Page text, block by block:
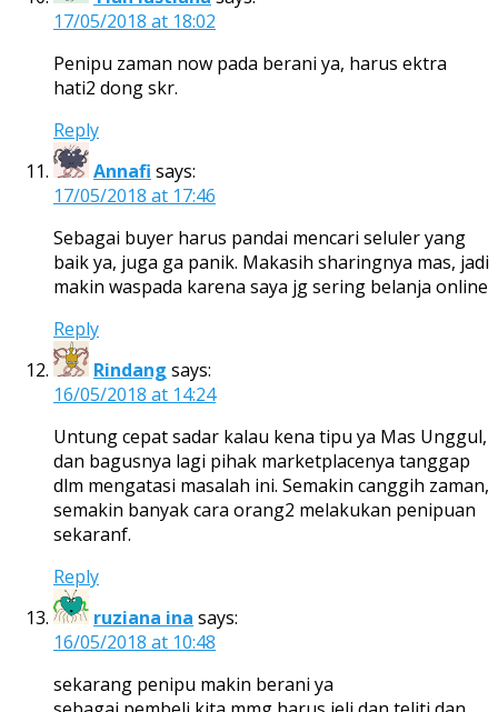
17/05/2018 at 18:02
Penipu zaman now pada berani ya, harus ektra
hati2 dong skr.
Reply
Annafi says:
17/05/2018 at 17:46
Sebagai buyer harus pandai mencari seluler yang
baik ya, juga ga panik. Makasih sharingnya mas, jadi
makin waspada karena saya jg sering belanja online
Reply
Rindang says:
16/05/2018 at 14:24
Untung cepat sadar kalau kena tipu ya Mas Unggul,
dan bagusnya lagi pihak marketplacenya tanggap
dlm mengatasi masalah ini. Semakin canggih zaman,
semakin banyak cara orang2 melakukan penipuan
sekaranf.
Reply
ruziana ina says:
16/05/2018 at 10:48
sekarang penipu makin berani ya